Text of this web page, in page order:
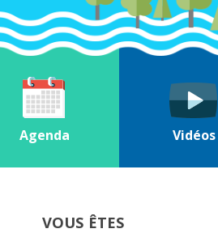
Agenda Vidéos
VOUS ÊTES